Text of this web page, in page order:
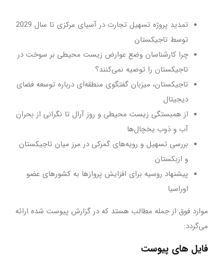
تمدید پروژه تسهیل تجارت در آسیای مرکزی تا سال 2029
توسط تاجیکستان
چرا کارشناسان وضع عوارض زیست محیطی بر سوخت در
تاجیکستان را توصیه نمی‌کنند؟
تاجیکستان، میزبان گفتگوی منطقه‌ای درباره توسعه فضای
دیجیتال
از همبستگی زیست محیطی و روز آرال تا نگرانی از بحران
آب و ذوب یخچال‌ها
بررسی تسهیل و رویه‌های گمرکی در مرز میان تاجیکستان
و ازبکستان
پیشنهاد روسیه برای افزایش پروازها به کشورهای عضو
اوراسیا
موارد فوق از جمله مطالب هستد که در گزارش پیوست شده ارائه
می‌گردد:
فایل های پیوست